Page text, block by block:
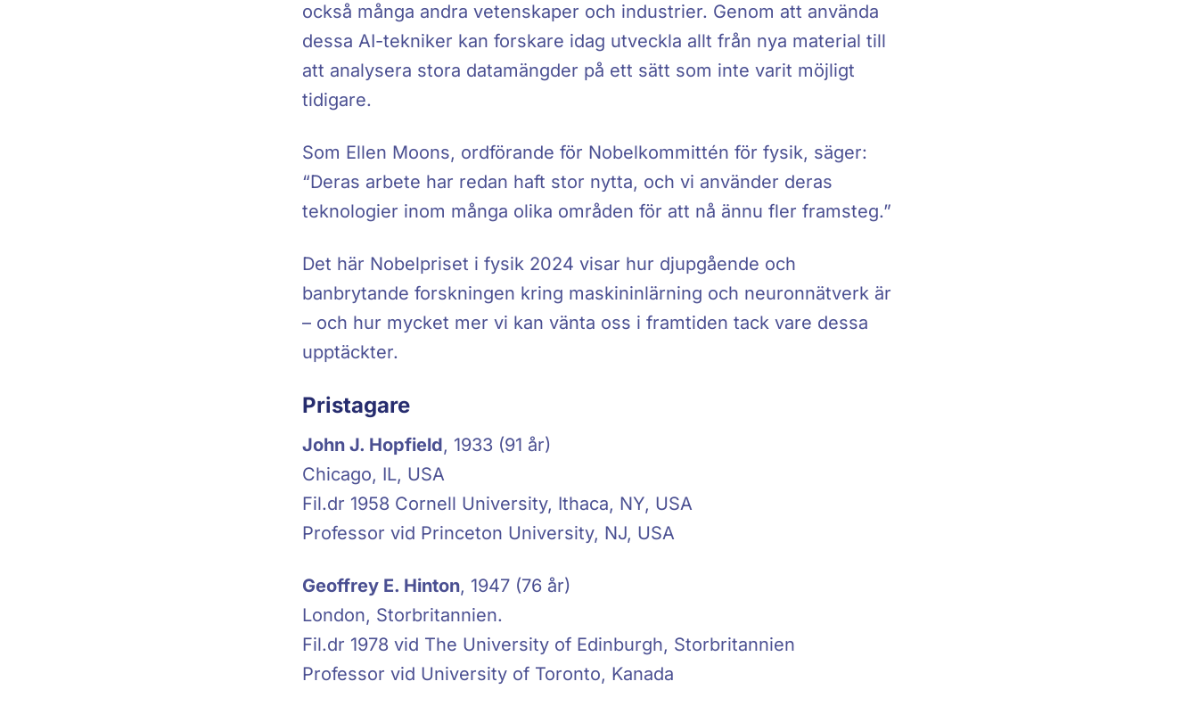
också många andra vetenskaper och industrier. Genom att använda
dessa AI-tekniker kan forskare idag utveckla allt från nya material till
att analysera stora datamängder på ett sätt som inte varit möjligt
tidigare.
Som Ellen Moons, ordförande för Nobelkommittén för fysik, säger:
“Deras arbete har redan haft stor nytta, och vi använder deras
teknologier inom många olika områden för att nå ännu fler framsteg.”
Det här Nobelpriset i fysik 2024 visar hur djupgående och
banbrytande forskningen kring maskininlärning och neuronnätverk är
– och hur mycket mer vi kan vänta oss i framtiden tack vare dessa
upptäckter.
Pristagare
John J. Hopfield, 1933 (91 år)
Chicago, IL, USA
Fil.dr 1958 Cornell University, Ithaca, NY, USA
Professor vid Princeton University, NJ, USA
Geoffrey E. Hinton, 1947 (76 år)
London, Storbritannien.
Fil.dr 1978 vid The University of Edinburgh, Storbritannien
Professor vid University of Toronto, Kanada